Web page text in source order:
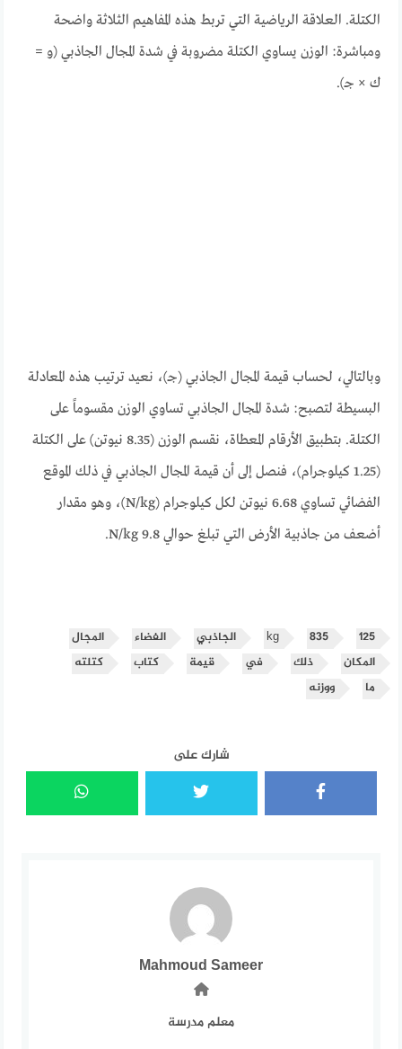
الكتلة. العلاقة الرياضية التي تربط هذه المفاهيم الثلاثة واضحة
ومباشرة: الوزن يساوي الكتلة مضروبة في شدة المجال الجاذبي (و =
ك × جـ).
وبالتالي، لحساب قيمة المجال الجاذبي (جـ)، نعيد ترتيب هذه المعادلة
البسيطة لتصبح: شدة المجال الجاذبي تساوي الوزن مقسوماً على
الكتلة. بتطبيق الأرقام المعطاة، نقسم الوزن (8.35 نيوتن) على الكتلة
(1.25 كيلوجرام)، فنصل إلى أن قيمة المجال الجاذبي في ذلك الموقع
الفضائي تساوي 6.68 نيوتن لكل كيلوجرام (N/kg)، وهو مقدار
أضعف من جاذبية الأرض التي تبلغ حوالي 9.8 N/kg.
125
835
kg الجاذبي الفضاء
المجال
المكان
ذلك في قيمة كتاب
كتلته
ما
ووزنه
شارك على
Mahmoud Sameer
معلم مدرسة